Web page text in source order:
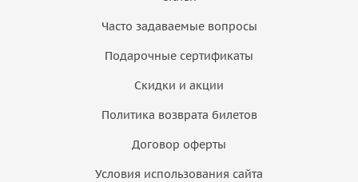
Часто задаваемые вопросы
Подарочные сертификаты
Скидки и акции
Политика возврата билетов
Договор оферты
Условия использования сайта